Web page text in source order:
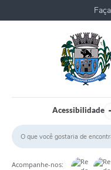
Acessibilidade
Acompanhe-nos: